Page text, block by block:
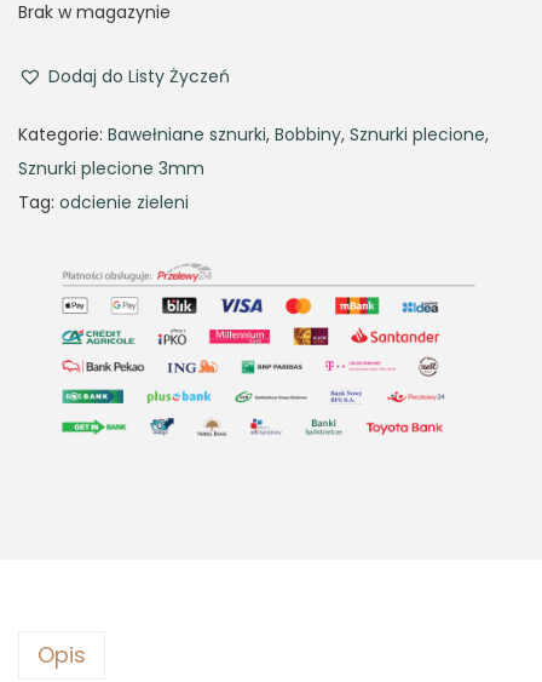
Brak w magazynie
Dodaj do Listy Życzeń
Kategorie: Bawełniane sznurki, Bobbiny, Sznurki plecione,
Sznurki plecione 3mm
Tag: odcienie zieleni
Opis